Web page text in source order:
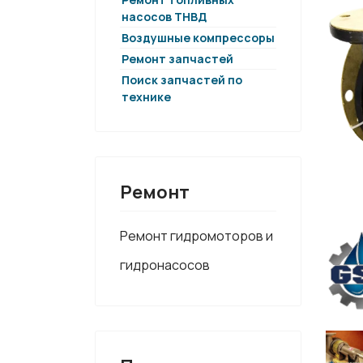
насосов ТНВД
Воздушные компрессоры
Ремонт запчастей
Поиск запчастей по
технике
Ремонт
Ремонт гидромоторов и
гидронасосов